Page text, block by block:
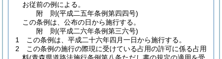
お従前の例による。
附 則(平成二五年条例第四四号)
この条例は、公布の日から施行する。
附 則(平成二六年条例第三六号)
1
この条例は、平成二十六年四月一日から施行する。
2
この条例の施行の際現に受けている占用の許可に係る占用